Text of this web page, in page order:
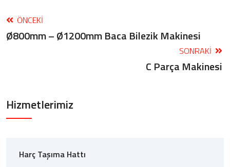
ÖNCEKI
Ø800mm – Ø1200mm Baca Bilezik Makinesi
SONRAKI
C Parça Makinesi
Hizmetlerimiz
Harç Taşıma Hattı